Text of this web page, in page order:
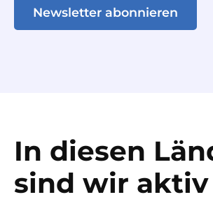
Newsletter abonnieren
In diesen
sind wir aktiv